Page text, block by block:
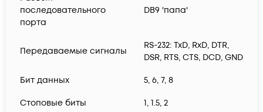
последовательного
порта
DB9 'папа'
Передаваемые сигналы
RS-232: TxD, RxD, DTR,
DSR, RTS, CTS, DCD, GND
Бит данных 5, 6, 7, 8
Стоповые биты 1, 1.5, 2